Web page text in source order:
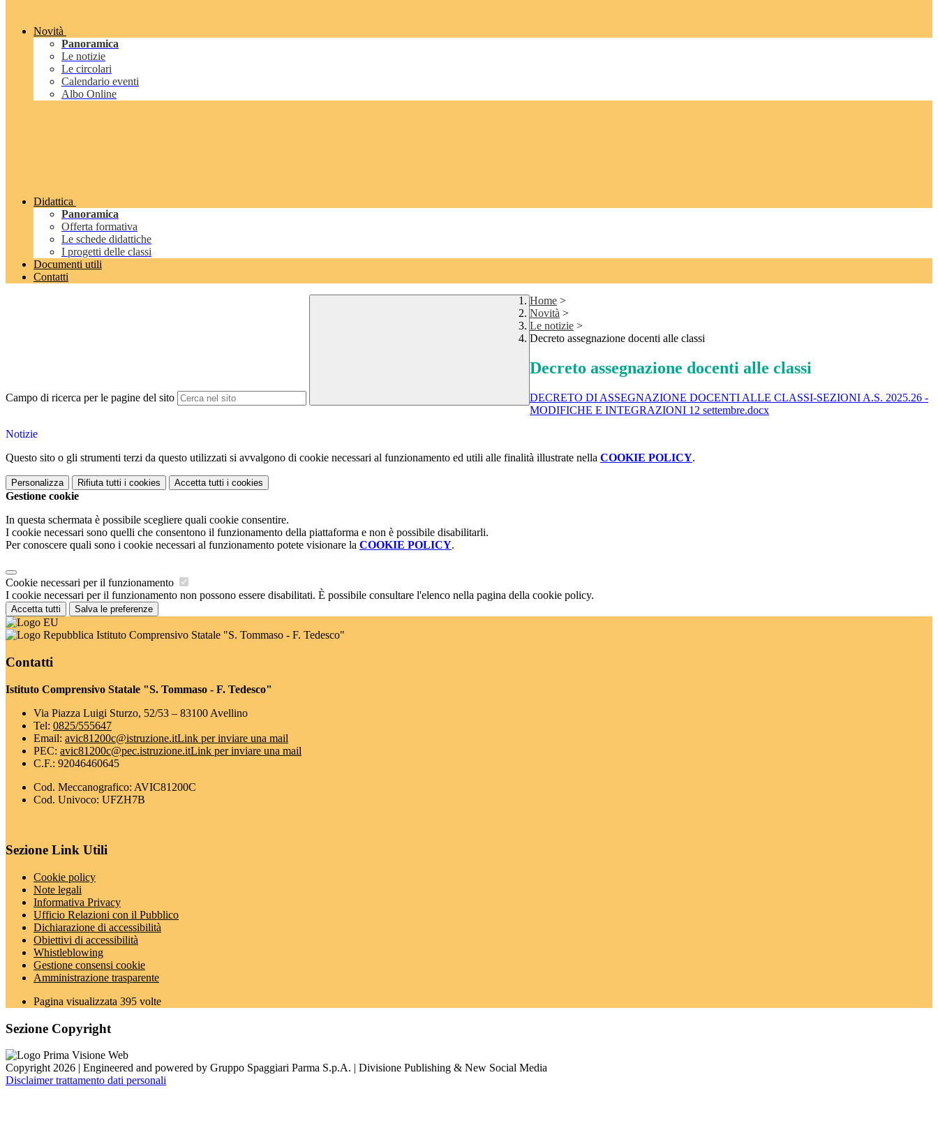
Novità
Panoramica
Le notizie
Le circolari
Calendario eventi
Albo Online
Didattica
Panoramica
Offerta formativa
Le schede didattiche
I progetti delle classi
Documenti utili
Contatti
Campo di ricerca per le pagine del sito
Home >
Novità >
Le notizie >
Decreto assegnazione docenti alle classi
Decreto assegnazione docenti alle classi
DECRETO DI ASSEGNAZIONE DOCENTI ALLE CLASSI-SEZIONI A.S. 2025.26 -
MODIFICHE E INTEGRAZIONI 12 settembre.docx
Notizie
Questo sito o gli strumenti terzi da questo utilizzati si avvalgono di cookie necessari al funzionamento ed utili alle finalità illustrate nella COOKIE POLICY.
Personalizza Rifiuta tutti i cookies Accetta tutti i cookies
Gestione cookie
In questa schermata è possibile scegliere quali cookie consentire.
I cookie necessari sono quelli che consentono il funzionamento della piattaforma e non è possibile disabilitarli.
Per conoscere quali sono i cookie necessari al funzionamento potete visionare la COOKIE POLICY.
Cookie necessari per il funzionamento
I cookie necessari per il funzionamento non possono essere disabilitati. È possibile consultare l'elenco nella pagina della cookie policy.
Accetta tutti Salva le preferenze
Istituto Comprensivo Statale "S. Tommaso - F. Tedesco"
Contatti
Istituto Comprensivo Statale "S. Tommaso - F. Tedesco"
Via Piazza Luigi Sturzo, 52/53 – 83100 Avellino
Tel: 0825/555647
Email: avic81200c@istruzione.itLink per inviare una mail
PEC: avic81200c@pec.istruzione.itLink per inviare una mail
C.F.: 92046460645
Cod. Meccanografico: AVIC81200C
Cod. Univoco: UFZH7B
Sezione Link Utili
Cookie policy
Note legali
Informativa Privacy
Ufficio Relazioni con il Pubblico
Dichiarazione di accessibilità
Obiettivi di accessibilità
Whistleblowing
Gestione consensi cookie
Amministrazione trasparente
Pagina visualizzata 395 volte
Sezione Copyright
Copyright 2026 | Engineered and powered by Gruppo Spaggiari Parma S.p.A. | Divisione Publishing & New Social Media
Disclaimer trattamento dati personali